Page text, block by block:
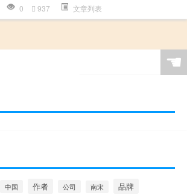
0 937 文章列表
☚
中国 作者 公司 南宋 品牌